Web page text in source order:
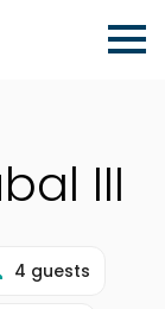
III
4 guests